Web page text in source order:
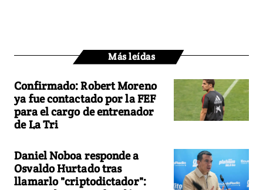
Más leídas
Confirmado: Robert Moreno
ya fue contactado por la FEF
para el cargo de entrenador
de La Tri
Daniel Noboa responde a
Osvaldo Hurtado tras
llamarlo "criptodictador":